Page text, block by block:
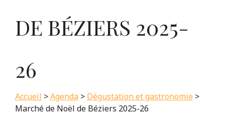
DE BÉZIERS 2025-
26
Accueil >Agenda > Dégustation et gastronomie >
Marché de Noël de Béziers 2025-26